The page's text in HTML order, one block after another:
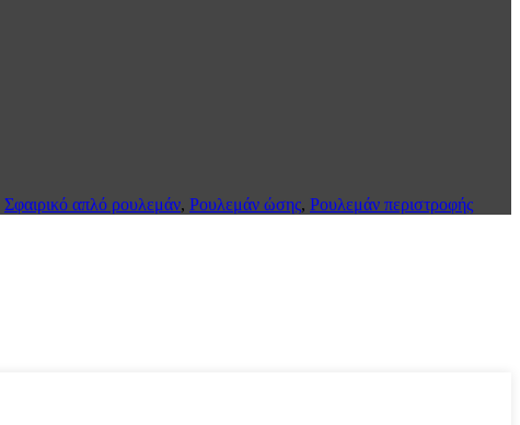
Σφαιρικό απλό ρουλεμάν, Ρουλεμάν ώσης, Ρουλεμάν περιστροφής